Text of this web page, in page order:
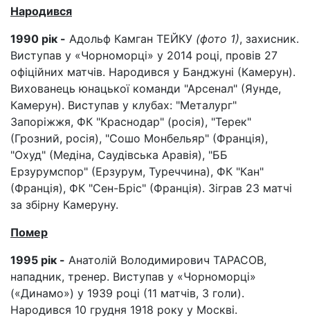
Народився
1990 рік - Адольф Камган ТЕЙКУ (фото 1), захисник.
Виступав у «Чорноморці» у 2014 році, провів 27
офіційних матчів. Народився у Банджуні (Камерун).
Вихованець юнацької команди "Арсенал" (Яунде,
Камерун). Виступав у клубах: "Металург"
Запоріжжя, ФК "Краснодар" (росія), "Терек"
(Грозний, росія), "Сошо Монбельяр" (Франція),
"Охуд" (Медіна, Саудівська Аравія), "ББ
Ерзурумспор" (Ерзурум, Туреччина), ФК "Кан"
(Франція), ФК "Сен-Бріс" (Франція). Зіграв 23 матчі
за збірну Камеруну.
Помер
1995 рік - Анатолій Володимирович ТАРАСОВ,
нападник, тренер. Виступав у «Чорноморці»
(«Динамо») у 1939 році (11 матчів, 3 голи).
Народився 10 грудня 1918 року у Москві.